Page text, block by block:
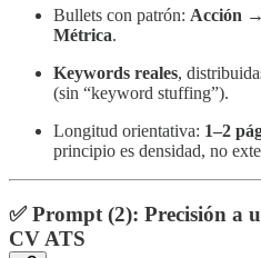
Bullets con patrón: Acción
Métrica.
Keywords reales,
(sin “keyword stuffing”).
Longitud orientativa: 1–2
principio es densidad, no
✅ Prompt (2): Precisión a
CV ATS